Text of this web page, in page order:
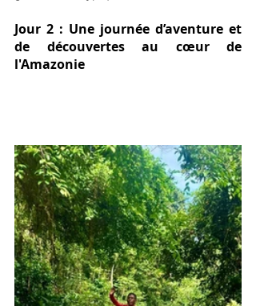
Jour 2 : Une journée d’aventure et
de découvertes au cœur de
l'Amazonie